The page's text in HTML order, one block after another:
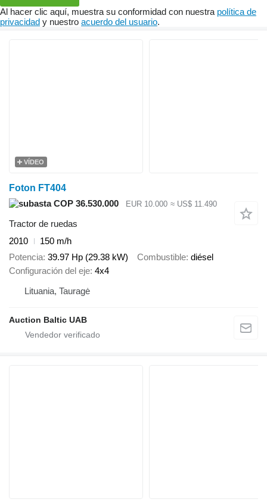
Al hacer clic aquí, muestra su conformidad con nuestra política de
privacidad y nuestro acuerdo del usuario.
VÍDEO
Foton FT404
COP 36.530.000
EUR 10.000 ≈ US$ 11.490
Tractor de ruedas
2010
150 m/h
Potencia 39.97 Hp (29.38 kW) Combustible diésel
Configuración del eje 4x4
Lituania, Tauragė
Auction Baltic UAB